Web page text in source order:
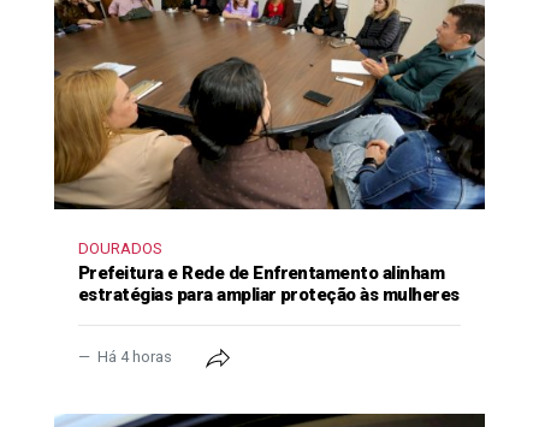
DOURADOS
Prefeitura e Rede de Enfrentamento alinham
estratégias para ampliar proteção às mulheres
Há 4 horas